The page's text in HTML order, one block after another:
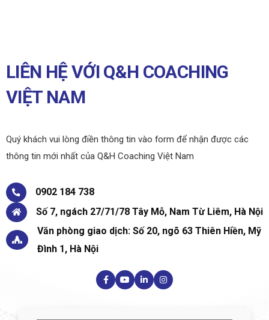
LIÊN HỆ VỚI Q&H COACHING
VIỆT NAM
Quý khách vui lòng điền thông tin vào form để nhận được các
thông tin mới nhất của Q&H Coaching Việt Nam
0902 184 738
Số 7, ngách 27/71/78 Tây Mỗ, Nam Từ Liêm, Hà Nội
Văn phòng giao dịch: Số 20, ngõ 63 Thiên Hiền, Mỹ
Đình 1, Hà Nội